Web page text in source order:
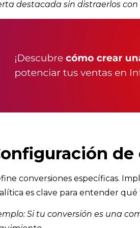
destacada sin distraerlos con
conversiones específicas.
es clave para entender qué
Si tu conversión es una